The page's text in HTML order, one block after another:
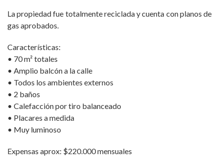
La propiedad fue totalmente reciclada y cuenta con planos de
gas aprobados.
Características:
• 70 m² totales
• Amplio balcón a la calle
• Todos los ambientes externos
• 2 baños
• Calefacción por tiro balanceado
• Placares a medida
• Muy luminoso
Expensas aprox: $220.000 mensuales